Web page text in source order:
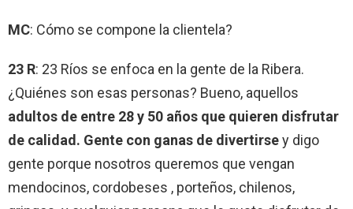
MC: Cómo se compone la clientela?
23 R: 23 Ríos se enfoca en la gente de la Ribera.
¿Quiénes son esas personas? Bueno, aquellos
adultos de entre 28 y 50 años que quieren disfrutar
de calidad. Gente con ganas de divertirsey digo
gente porque nosotros queremos que vengan
mendocinos, cordobeses , porteños, chilenos,